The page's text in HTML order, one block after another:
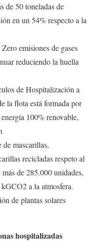
de 50 toneladas de
en un 54% respecto a la
emisiones de gases
reduciendo la huella
de Hospitalización a
la flota está formada por
100% renovable,
mascarillas,
recicladas respeto al
de 285.000 unidades,
a la atmosfera.
de plantas solares
hospitalizadas